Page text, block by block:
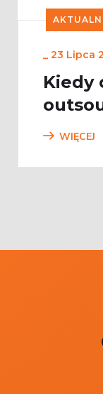
_ 23 Lipca
Kiedy
WIĘCEJ